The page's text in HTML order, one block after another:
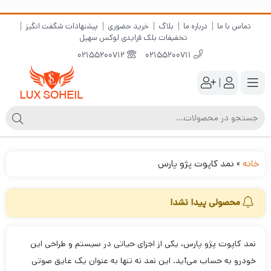
تماس با ما درباره ما بلاگ خرید حضوری
پیشنهادات شگفت انگیز
تخفیفات بلک فرایدی لوکس سهیل
|
خانه » نمد کاپوت پژو پارس
محصولی پیدا نشد!
نمد کاپوت پژو پارس، یکی از اجزای حیاتی در سیستم و طراحی این
خودرو به حساب می‌آید. این نمد نه تنها به عنوان یک عایق صوتی